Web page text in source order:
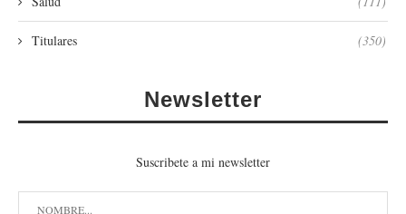
Titulares (350)
Newsletter
Suscribete a mi newsletter